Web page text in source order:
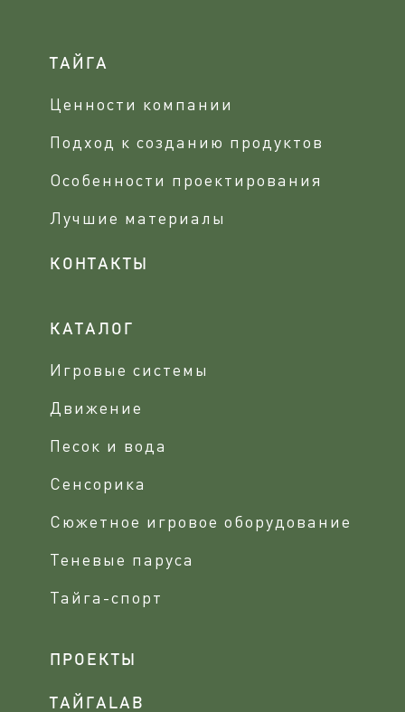
ТАЙГА
Ценности компании
Подход к созданию продуктов
Особенности проектирования
Лучшие материалы
КОНТАКТЫ
КАТАЛОГ
Игровые системы
Движение
Песок и вода
Сенсорика
Сюжетное игровое оборудование
Теневые паруса
Тайга-спорт
ПРОЕКТЫ
ТАЙГАLAB